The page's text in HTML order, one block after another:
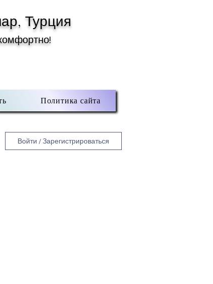
Турция
Политика сайта
Войти / Зарегистрироваться